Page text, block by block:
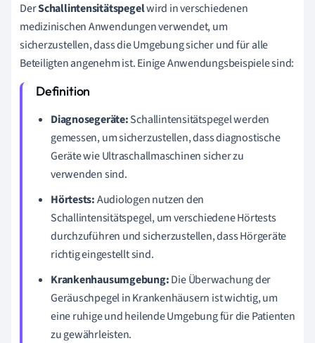
DerSchallintensitätspegelwird in verschiedenen
medizinischen Anwendungen verwendet, um
sicherzustellen, dass die Umgebung sicher und für alle
Beteiligten angenehm ist. Einige Anwendungsbeispiele sind:
Diagnosegeräte:Schallintensitätspegel werden
gemessen, um sicherzustellen, dass diagnostische
Geräte wie Ultraschallmaschinen sicher zu
verwenden sind.
Hörtests:Audiologen nutzen den
Schallintensitätspegel, um verschiedene Hörtests
durchzuführen und sicherzustellen, dass Hörgeräte
richtig eingestellt sind.
Krankenhausumgebung:Die Überwachung der
Geräuschpegel in Krankenhäusern ist wichtig, um
eine ruhige und heilende Umgebung für die Patienten
zu gewährleisten.